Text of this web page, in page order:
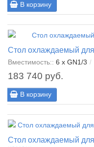
В корзину
Стол охлаждаемый
Вместимость:: 6 x GN1/3
183 740 руб.
В корзину
Стол охлаждаемый